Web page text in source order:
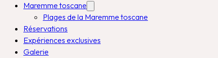
Maremme toscane
Plages de la Maremme toscane
Réservations
Expériences exclusives
Galerie